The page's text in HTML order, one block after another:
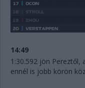
14:49
1:30.592 jön Pereztől,
ennél is jobb körön